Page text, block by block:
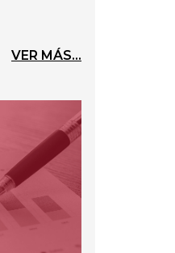
VER MÁS...